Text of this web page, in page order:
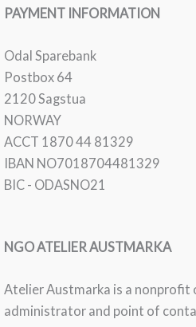
PAYMENT INFORMATION
Odal Sparebank
Postbox 64
2120 Sagstua
NORWAY
ACCT 1870 44 81329
IBAN NO7018704481329
BIC - ODASNO21
NGO ATELIER AUSTMARKA
Atelier Austmarka is a nonprofit
administrator and point of